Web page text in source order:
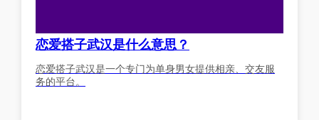
恋爱搭子武汉是什么意思？
恋爱搭子武汉是一个专门为单身男女提供相亲、交友服
务的平台。